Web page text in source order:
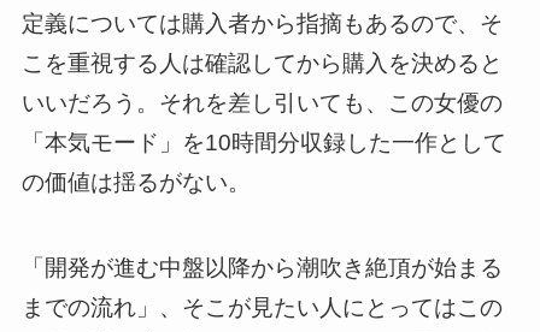
定義については購入者から指摘もあるので、そ
こを重視する人は確認してから購入を決めると
いいだろう。それを差し引いても、この女優の
「本気モード」を10時間分収録した一作として
の価値は揺るがない。
「開発が進む中盤以降から潮吹き絶頂が始まる
までの流れ」、そこが見たい人にとってはこの